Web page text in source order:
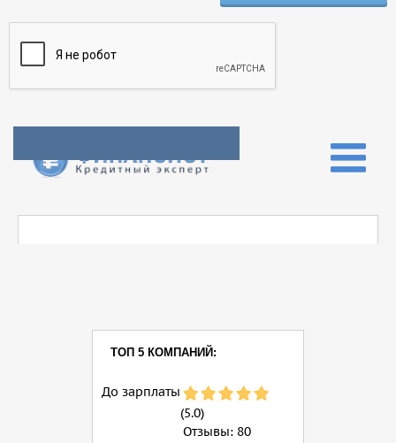
ТОП 5 КОМПАНИЙ:
До зарплаты
(5.0)
Отзывы: 80